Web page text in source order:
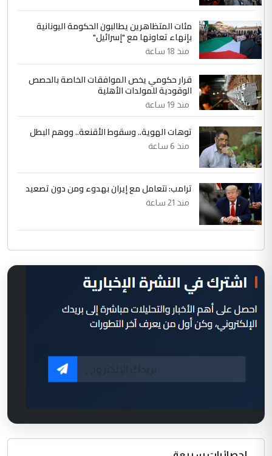
مئات المتظاهرين يطالبون الحكومة اليونانية
بإنهاء تعاونها مع "إسرائيل"
منذ 18 ساعة
قرار حكومي يخص الموافقات الخاصة بالحصص
الوقودية للمولدات الأهلية
منذ 19 ساعة
توهات الهوية.. وسقوط الأقنعة.. ووهم البطل
منذ 6 ساعة
ترامب: نتعامل مع إيران بهدوء ومن دون تصعيد
منذ 21 ساعة